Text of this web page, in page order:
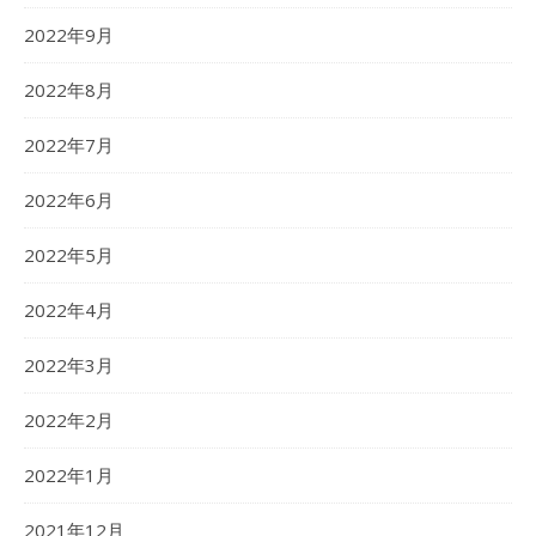
2022年9月
2022年8月
2022年7月
2022年6月
2022年5月
2022年4月
2022年3月
2022年2月
2022年1月
2021年12月